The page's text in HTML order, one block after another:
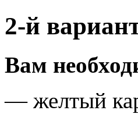
2-й
Вам
— желтый